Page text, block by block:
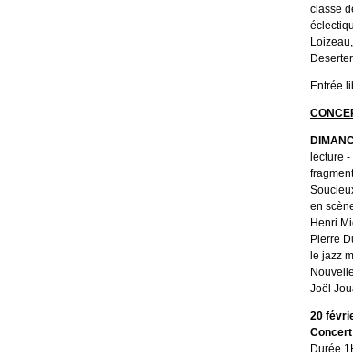
classe
Entrée
lecture
en
Henri
Pierre
le jazz
Joël
20
Durée